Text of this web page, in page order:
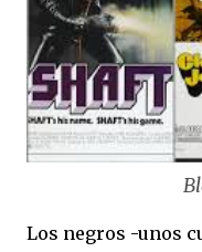
Los negros -unos